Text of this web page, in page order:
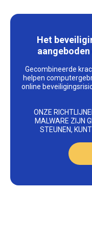
Het
Gecombineerde
helpen
online
ONZE
MALWARE ZIJN
STEUNEN,